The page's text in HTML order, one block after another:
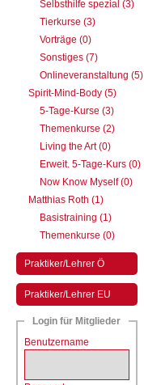
Selbsthilfe spezial (3)
Tierkurse (3)
Vorträge (0)
Sonstiges (7)
Onlineveranstaltung (5)
Spirit-Mind-Body (5)
5-Tage-Kurse (3)
Themenkurse (2)
Living the Art (0)
Erweit. 5-Tage-Kurs (0)
Now Know Myself (0)
Matthias Roth (1)
Basistraining (1)
Themenkurse (0)
Praktiker/Lehrer Ö
Praktiker/Lehrer EU
Login für Mitglieder
Benutzername